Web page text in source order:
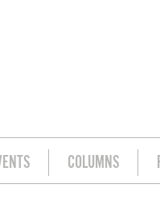
COLUMNS